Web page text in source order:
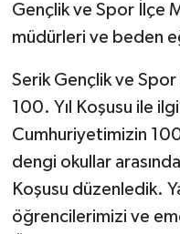
Gençlik ve Spor İlçe
müdürleri ve beden
Serik Gençlik ve
100. Yıl Koşusu ile
Cumhuriyetimizin
dengi okullar
Koşusu düzenledik.
öğrencilerimizi ve